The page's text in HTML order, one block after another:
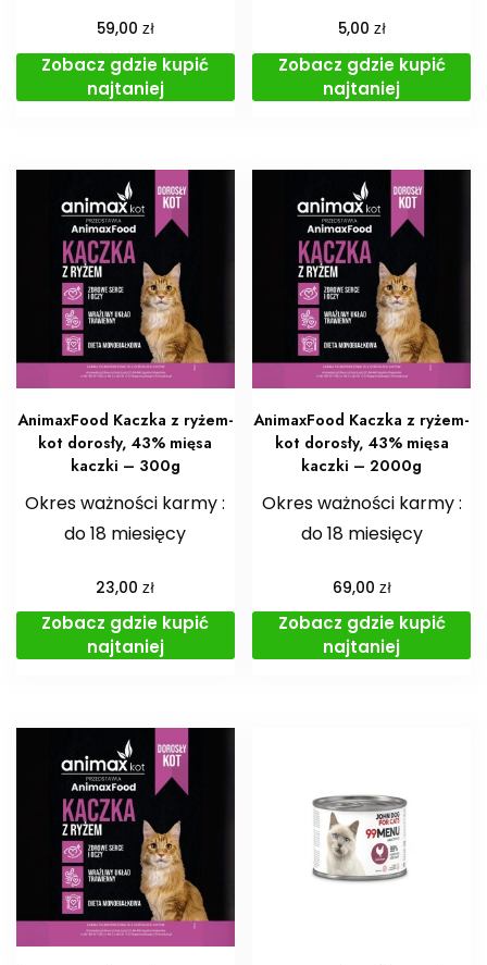
59,00 zł
Zobacz gdzie kupić
najtaniej
5,00 zł
Zobacz gdzie kupić
najtaniej
AnimaxFood Kaczka z ryżem-
kot dorosły, 43% mięsa
kaczki – 300g
Okres ważności karmy :
do 18 miesięcy
23,00zł
Zobacz gdzie kupić
najtaniej
AnimaxFood Kaczka z ryżem-
kot dorosły, 43% mięsa
kaczki – 2000g
Okres ważności karmy :
do 18 miesięcy
69,00 zł
Zobacz gdzie kupić
najtaniej